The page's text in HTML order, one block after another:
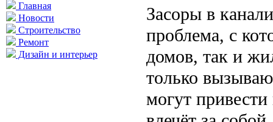
Главная
Новости
Строительство
Ремонт
Дизайн и интерьер
Засоры в
проблема, с
домов, так и
только
могут